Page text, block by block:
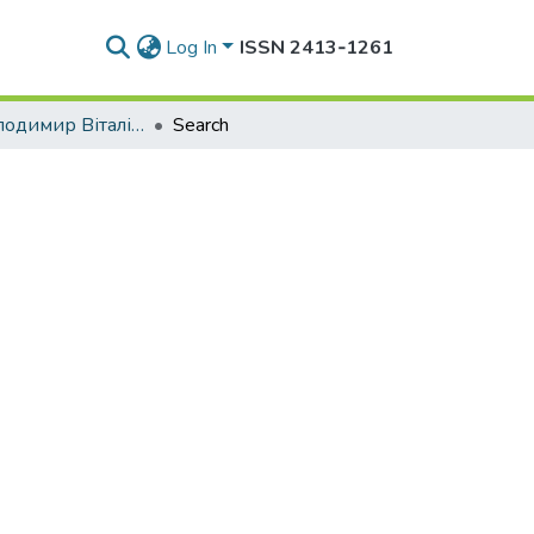
Log In ISSN 2413‑1261
Педяш Володимир Віталійович Search